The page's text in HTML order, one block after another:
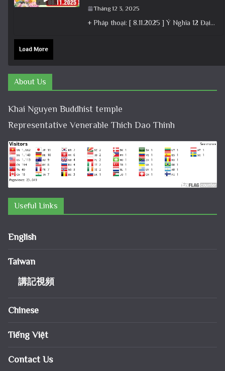
Tháng 12 3, 2025
+ Pháp thoại: [ 8.11.2025 ] Ý Nghĩa 12 Đại Nguyện Của Bồ Tát Quán Âm – Vía 19/9 Â.L│Thầy
Load More
About Us
Khai Nguyen Buddhist temple
Representative Venerable Thich Dao Thinh
Useful Links
English
Taiwan
講記視頻
Chinese
Tiếng Việt
Contact Us